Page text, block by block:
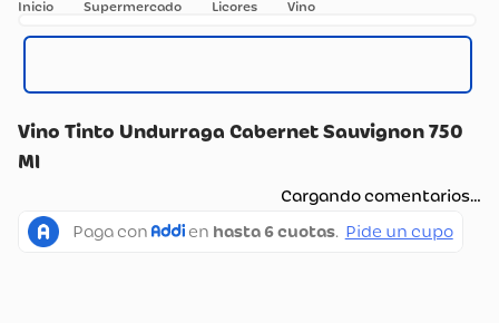
Supermercado Licores Vino
Vino Tinto Undurraga Cabernet Sauvignon 750
Ml
Cargando comentarios…